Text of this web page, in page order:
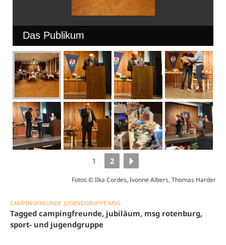
Das Publikum
1 2
Fotos © Ilka Cordes, Ivonne Albers, Thomas Harder
CAMPINGFREUNDE JUGENDGRUPPE MSG
Tagged campingfreunde, jubiläum, msg rotenburg,
sport- und jugendgruppe